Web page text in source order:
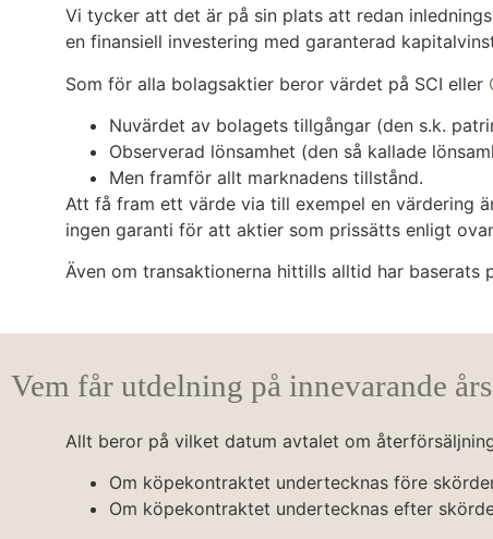
Vi tycker att det är på sin plats att redan
en finansiell investering med garanterad
Som för alla bolagsaktier beror värdet på SCI eller
Nuvärdet av bolagets tillgångar (den s.k.
Observerad lönsamhet (den så kallade
Men framför allt marknadens tillstånd.
Att få fram ett värde via till exempel en värdering
ingen garanti för att aktier som prissätts enligt
Även om transaktionerna hittills alltid har
Vem får utdelning på innevarande
Allt beror på vilket datum avtalet om
Om köpekontraktet undertecknas före
Om köpekontraktet undertecknas efter